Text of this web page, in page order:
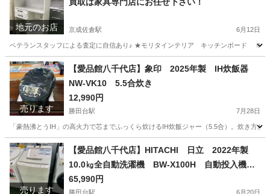
地元のお店 京成佐倉駅 6月12日
ベテランスタッフによる査定に自信あり♪ ★モリタインテリア キッチンボード ※使
千葉 佐倉市 京成佐倉駅 リサイクルショップ 千葉
佐倉市 京成佐倉駅 リサイクルショップ
売ります
【愛品館八千代店】象印 2025年製 IH炊飯器
NW-VK10 5.5合炊き
12,990円
勝田台駅 7月28日
「豪熱沸とうIH」の高火力で芯までふっくら炊けるIH炊飯ジャー（5.5合）。炊き方
千葉 八千代市 勝田台駅 キッチン家電 商品
売ります
【愛品館八千代店】HITACHI 日立 2022年製
10.0㎏全自動洗濯機 BW-X100H 自動投入機能
付き
65,990円
勝田台駅 6月20日